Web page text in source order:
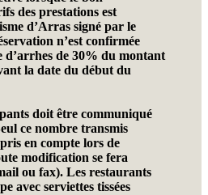
des prestations est
d’Arras signé par le
n’est confirmée
d’arrhes de 30% du montant
la date du début du
doit être communiqué
ce nombre transmis
en compte lors de
modification se fera
ou fax). Les restaurants
avec serviettes tissées